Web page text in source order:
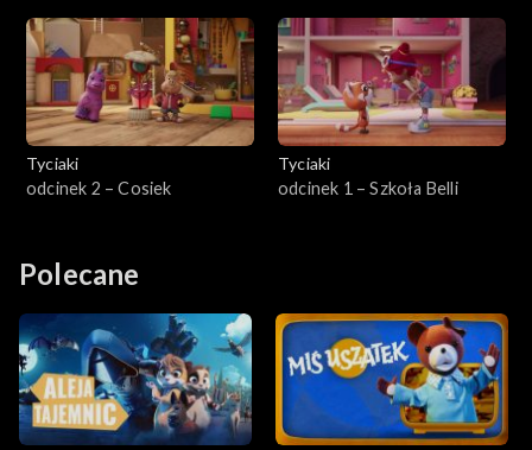
Tyciaki
odcinek 2 – Cosiek
Tyciaki
odcinek 1 – Szkoła Belli
Polecane